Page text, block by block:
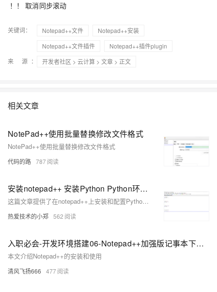
！！ 取消同步滚动
关键词： Notepad++文件
Notepad++安装
Notepad++文件插件
Notepad++插件plugin
来 源：
开发者社区 > 云计算 > 文章 > 正文
相关文章
NotePad++使用批量替换修改文件格式
NotePad++使用批量替换修改文件格式
代码的路 787
安装notepad++ 安装Python Python环境变量的数值。怎样在notepad++上运行Python的代码
这篇文章提供了在notepad++上安装和配置Python环境的详细步骤，包括安装Python、配置环境变量、在notepad++中设置Python语言和快捷编译方式，以及解决可能遇到的一些问题。
热爱技术的小郑 562
入职必会-开发环境搭建06-Notepad++加强版记事本下载和安装
本文介绍Notepad++的安装和使用
清风飞扬666 477